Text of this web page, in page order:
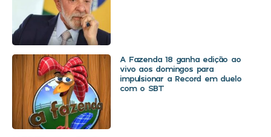
A Fazenda 18 ganha edição ao
vivo aos domingos para
impulsionar a Record em duelo
com o SBT